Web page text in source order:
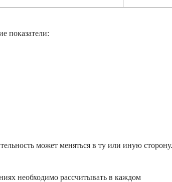
показатели:
может меняться в ту или иную сторону.
необходимо рассчитывать в каждом